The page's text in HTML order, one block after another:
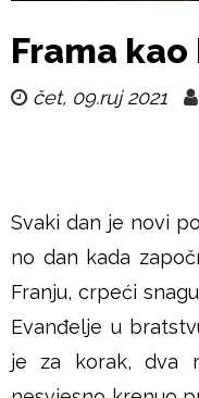
o
š
e
Frama
čet, 09.ruj 2021
Svaki dan je novi
no dan kada
Franju, crpeći
Evanđelje u
je za korak, dva